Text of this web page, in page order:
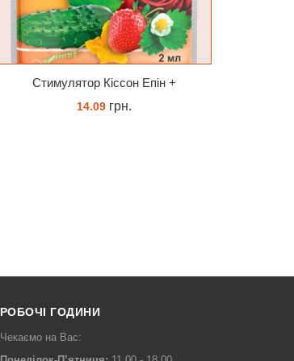
Cтимулятор Кіссон Епін +
14.09грн.
РОБОЧІ ГОДИНИ
Чекаємо на Вас: